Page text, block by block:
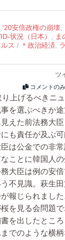
'20安倍政権の崩壊
状況（日本）
ま
ス / ＊政治経済
ツ
コメントの
上げるべきニ
を選ぶべきか
えた前法務大
も責任が及ぶ
は公金での非
ことに韓国人
大臣は例の安
不見識。萩生
報じられまし
を見る会問題
を出したとこ
でのような横